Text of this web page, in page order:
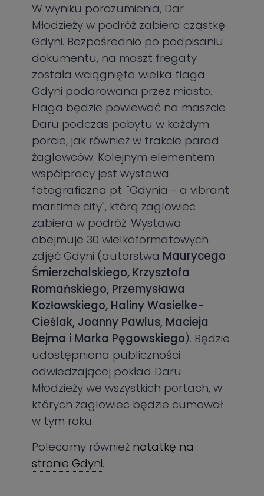
W wyniku porozumienia, Dar
Młodzieży w podróż zabiera cząstkę
Gdyni. Bezpośrednio po podpisaniu
dokumentu, na maszt fregaty
została wciągnięta wielka flaga
Gdyni podarowana przez miasto.
Flaga będzie powiewać na maszcie
Daru podczas pobytu w każdym
porcie, jak również w trakcie parad
żaglowców. Kolejnym elementem
współpracy jest wystawa
fotograficzna pt. "Gdynia - a vibrant
maritime city", którą żaglowiec
zabiera w podróż. Wystawa
obejmuje 30 wielkoformatowych
zdjęć Gdyni (autorstwa Maurycego
Śmierzchalskiego, Krzysztofa
Romańskiego, Przemysława
Kozłowskiego, Haliny Wasielke-
Cieślak, Joanny Pawlus, Macieja
Bejma i Marka Pęgowskiego). Będzie
udostępniona publiczności
odwiedzającej pokład Daru
Młodzieży we wszystkich portach, w
których żaglowiec będzie cumował
w tym roku.
Polecamy również notatkę na
stronie Gdyni.